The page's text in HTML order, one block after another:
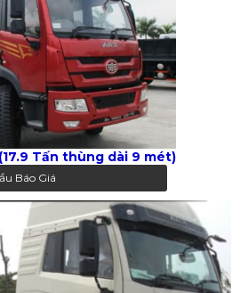
Tấn thùng dài 9 mét)
Báo Giá